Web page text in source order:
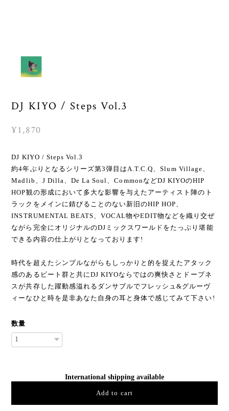
DJ KIYO / Steps Vol.3
¥1,870
DJ KIYO / Steps Vol.3
約4年ぶりとなるシリーズ第3弾目はA.T.C.Q、Slum Village、
Madlib、J Dilla、De La Soul、CommonなどDJ KIYOのHIP
HOP観の形成において多大な影響を与えたアーティスト陣のト
ラックをメインに錆びることのない新旧のHIP HOP、
INSTRUMENTAL BEATS、VOCAL物やEDIT物などを織り交ぜ
ながら完全にオリジナルのDJミックスワールドをたっぷり堪能
できる内容の仕上がりとなっております!
時代を超えたシンプルながらもしっかりと的を捉えたアタック
感のあるビート群と共にDJ KIYOならではの爽快さとドープネ
スが共存した躍動感溢れるダンサブルでフレッシュ&グルーヴ
ィーなひと時を是非あなた自身の耳と身体で感じてみて下さい!
数量
International shipping available
Add to cart